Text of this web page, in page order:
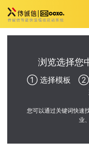
浏览选择您
① 选择模板 ②
您可以通过关键词快速
业